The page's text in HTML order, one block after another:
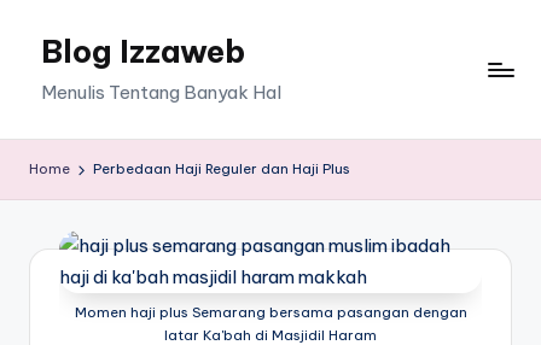
Blog Izzaweb
Menulis Tentang Banyak Hal
Home Perbedaan Haji Reguler dan Haji Plus
Momen haji plus Semarang bersama pasangan dengan
latar Ka'bah di Masjidil Haram